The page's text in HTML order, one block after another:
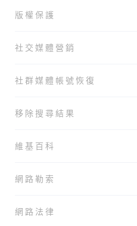
版權保護
社交媒體營銷
社群媒體帳號恢復
移除搜尋結果
維基百科
網路勒索
網路法律